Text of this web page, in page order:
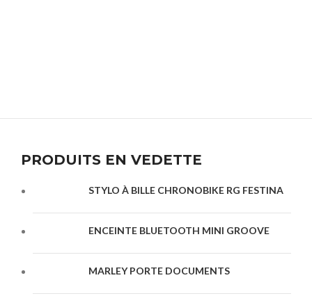
PRODUITS EN VEDETTE
STYLO À BILLE CHRONOBIKE RG FESTINA
ENCEINTE BLUETOOTH MINI GROOVE
MARLEY PORTE DOCUMENTS